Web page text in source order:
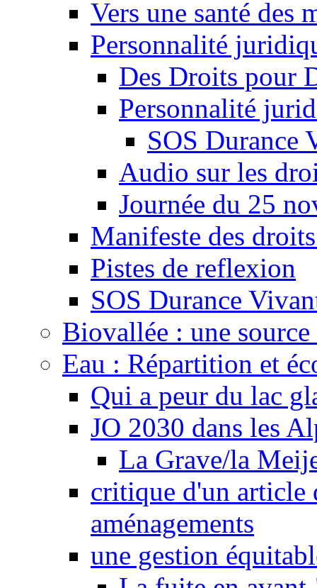
Vers une santé des
Personnalité
Des Droits pour
Personnalité
SOS Durance
Audio sur les
Journée du 25
Manifeste des
Pistes de reflexion
SOS Durance
Biovallée : une
Eau : Répartition et
Qui a peur du lac
JO 2030 dans les
La Grave/la
critique d'un article
aménagements
une gestion